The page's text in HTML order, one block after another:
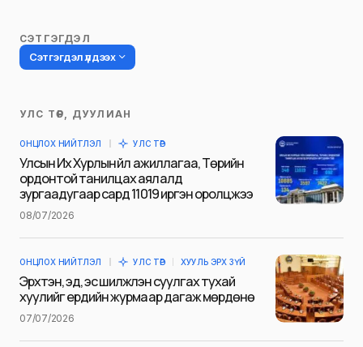
СЭТГЭГДЭЛ
Сэтгэгдэл үлдээх
Таны имэйл хаягийг нийтлэхгүй.
тэмдэглэсэн
Сэтгэгдэл*
Name
УЛС ТӨР, ДУУЛИАН
ОНЦЛОХ НИЙТЛЭЛ УЛС ТӨР
Улсын Их Хурлын үйл ажиллагаа, Төрийн
ордонтой танилцах аялалд
зургаадугаар сард 11019 иргэн оролцжээ
08/07/2026
ОНЦЛОХ НИЙТЛЭЛ УЛС ТӨР ХУУЛЬ ЭРХ ЗҮЙ
Эрхтэн, эд, эс шилжүүлэн суулгах тухай
хуулийг ердийн журмаар дагаж мөрдөнө
07/07/2026